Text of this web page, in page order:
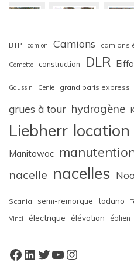
BTP camion Camions camions
Cometto construction DLR
Gaussin Genie grand paris express
grues à tour hydrogène
Liebherr location
Manitowoc
nacelle nacelles
Scania semi-remorque tadano
Vinci électrique élévation éolien
Facebook
LinkedIn
Twitter
YouTube
Instagram